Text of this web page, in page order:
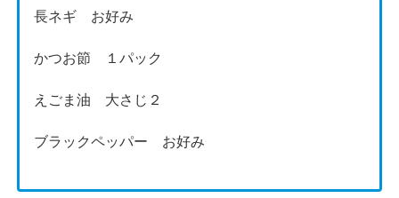
長ネギ お好み
かつお節 １パック
えごま油 大さじ２
ブラックペッパー お好み